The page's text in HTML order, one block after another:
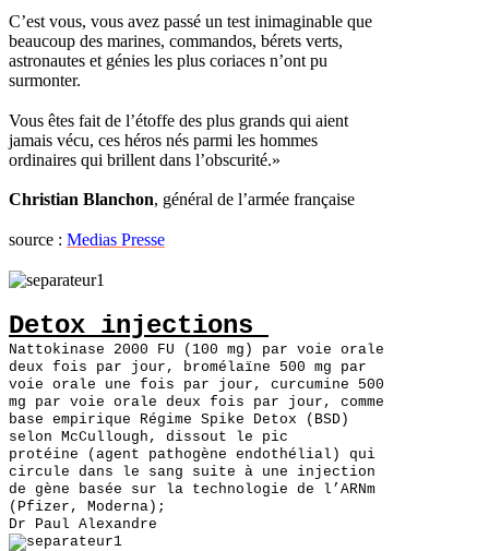
C’est vous, vous avez passé un test inimaginable que
beaucoup des marines, commandos, bérets verts,
astronautes et génies les plus coriaces n’ont pu
surmonter.
Vous êtes fait de l’étoffe des plus grands qui aient
jamais vécu, ces héros nés parmi les hommes
ordinaires qui brillent dans l’obscurité.»
Christian Blanchon, général de l’armée française
source : Medias Presse
Detox injections
Nattokinase 2000 FU (100 mg) par voie orale
deux fois par jour, bromélaïne 500 mg par
voie orale une fois par jour, curcumine 500
mg par voie orale deux fois par jour, comme
base empirique Régime Spike Detox (BSD)
selon McCullough, dissout le pic
protéine (agent pathogène endothélial) qui
circule dans le sang suite à une injection
de gène basée sur la technologie de l’ARNm
(Pfizer, Moderna);
Dr Paul Alexandre